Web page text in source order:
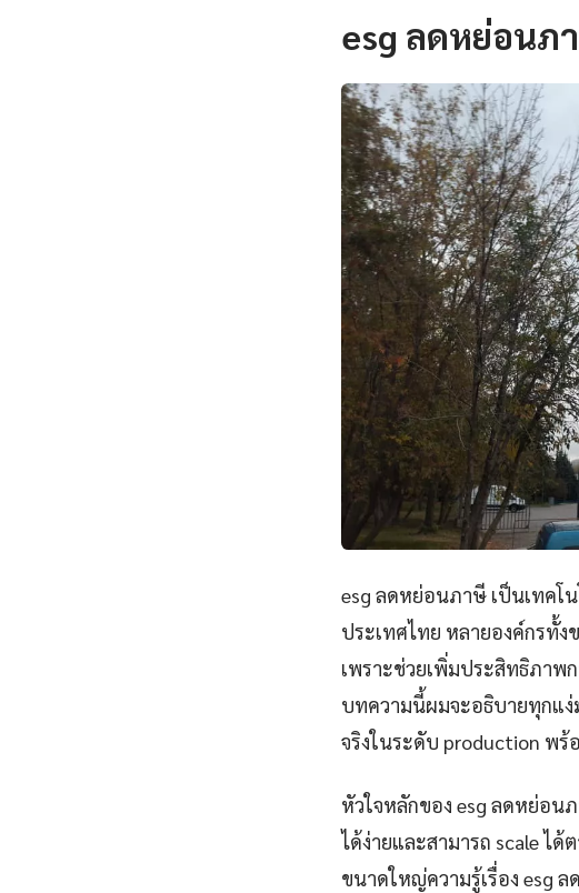
esg ลดหย่อนภ
esg ลดหย่อนภาษี เป็นเทคโ
ประเทศไทย หลายองค์กรทั้
เพราะช่วยเพิ่มประสิทธิภา
บทความนี้ผมจะอธิบายทุกแ
จริงในระดับ production พ
หัวใจหลักของ esg ลดหย่อน
ได้ง่ายและสามารถ scale ไ
ขนาดใหญ่ความรู้เรื่อง esg